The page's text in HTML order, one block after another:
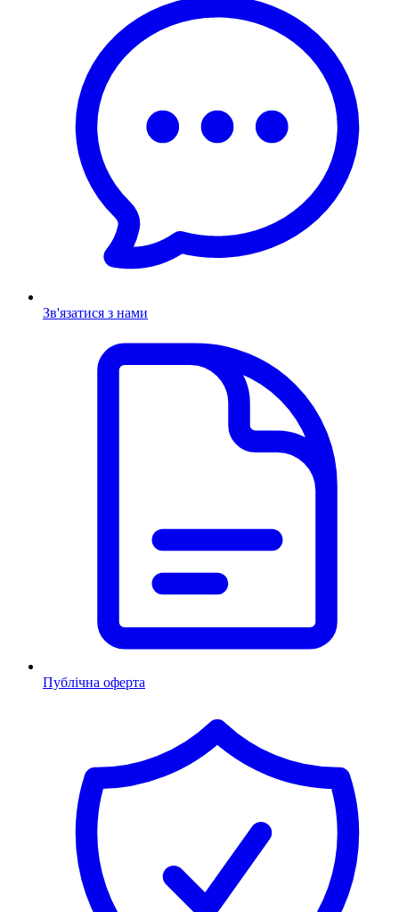
Зв'язатися з нами
Публічна оферта